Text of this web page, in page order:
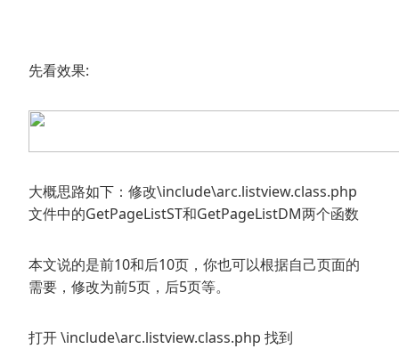
先看效果:
大概思路如下：修改\include\arc.listview.class.php
文件中的GetPageListST和GetPageListDM两个函数
本文说的是前10和后10页，你也可以根据自己页面的
需要，修改为前5页，后5页等。
打开 \include\arc.listview.class.php 找到